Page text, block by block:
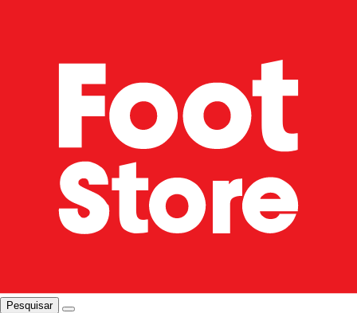
Pesquisar